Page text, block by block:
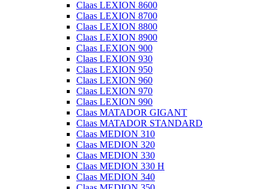
Claas LEXION 8600
Claas LEXION 8700
Claas LEXION 8800
Claas LEXION 8900
Claas LEXION 900
Claas LEXION 930
Claas LEXION 950
Claas LEXION 960
Claas LEXION 970
Claas LEXION 990
Claas MATADOR GIGANT
Claas MATADOR STANDARD
Claas MEDION 310
Claas MEDION 320
Claas MEDION 330
Claas MEDION 330 H
Claas MEDION 340